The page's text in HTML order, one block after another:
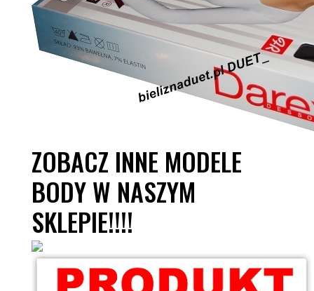
ZOBACZ INNE MODELE
BODY W NASZYM
SKLEPIE!!!!